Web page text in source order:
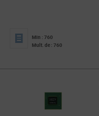
Min : 760
Mult. de : 760